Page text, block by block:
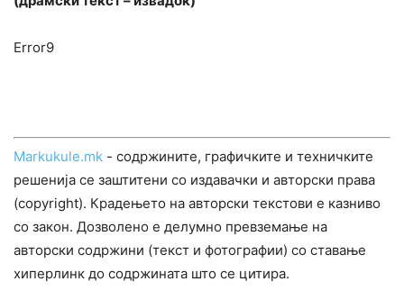
Error9
Markukule.mk - содржините, графичките и техничките
решенија се заштитени со издавачки и авторски права
(copyright). Крадењето на авторски текстови е казниво
со закон. Дозволено е делумно превземање на
авторски содржини (текст и фотографии) со ставање
хиперлинк до содржината што се цитира.